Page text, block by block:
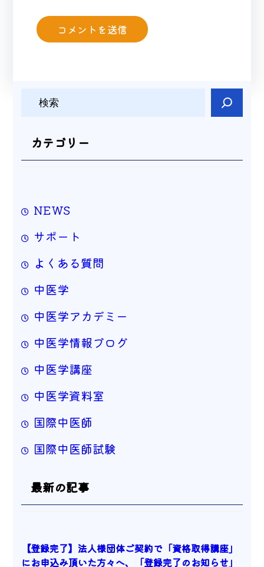
カテゴリー
NEWS
サポート
よくある質問
中医学
中医学アカデミー
中医学情報ブログ
中医学講座
中医学資料室
国際中医師
国際中医師試験
最新の記事
【登録完了】法人様団体ご契約で「資格取得講座」
にお申込み頂いた方々へ、「登録完了のお知らせ」